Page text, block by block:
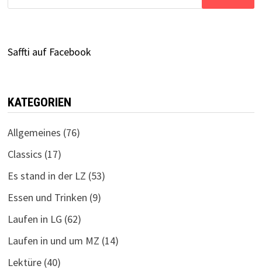
nach:
Saffti auf Facebook
KATEGORIEN
Allgemeines (76)
Classics (17)
Es stand in der LZ (53)
Essen und Trinken (9)
Laufen in LG (62)
Laufen in und um MZ (14)
Lektüre(40)